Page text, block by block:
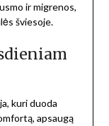
ir migrenos,
šviesoje.
kuri duoda
apsaugą